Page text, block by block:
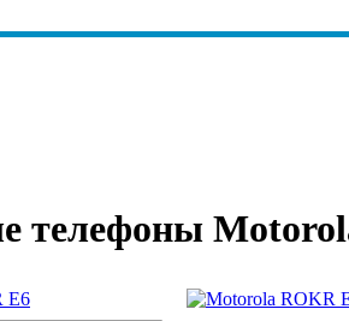
телефоны
E6